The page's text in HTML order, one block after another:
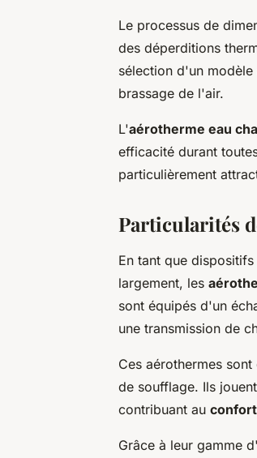
Le processus de
des déperditions
sélection d'un
brassage de l'air.
L'aérotherme eau
efficacité durant
particulièrement
Particularités
En tant que
largement, les
sont équipés d'un
une transmission de
Ces aérothermes
de soufflage. Ils
contribuant au
Grâce à leur gamme